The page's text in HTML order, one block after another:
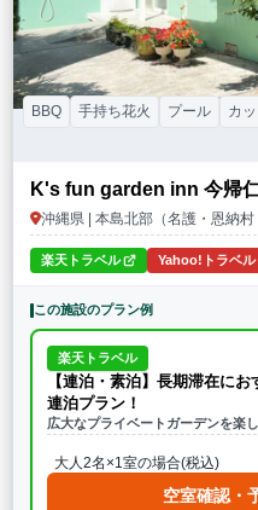
K's fun garden inn 今帰
沖縄県 | 本島北部（名護・恩納村
BBQ 手持ち花火 プール カ
楽天トラベル Yahoo!トラベル
この施設のプラン例
楽天トラベル
【連泊・素泊】長期滞在に
連泊プラン！
広大なプライベートガーデンを楽
大人2名×1室の場合(税込)
空室確認・